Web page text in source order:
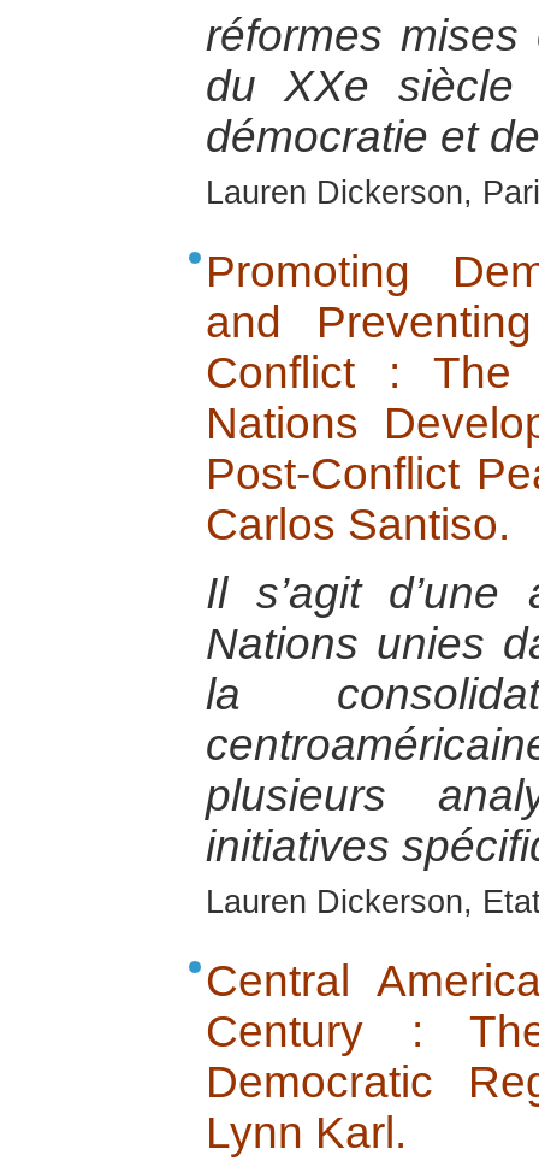
réformes
du XXe
démocratie et
Lauren Dickerson,
Promoting
and
Conflict :
Nations
Post-Conflict
Carlos Santiso.
Il s’agit
Nations unies
la
plusieurs
initiatives
Lauren Dickerson,
Central
Century :
Democratic
Lynn Karl.